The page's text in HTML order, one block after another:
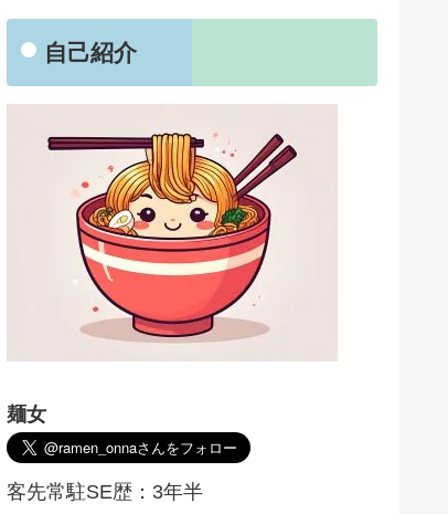
自己紹介
麺女
客先常駐SE歴：3年半